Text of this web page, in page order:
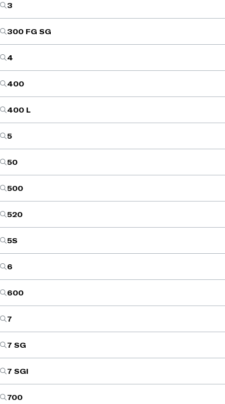
3
300 FG SG
4
400
400 L
5
50
500
520
5S
6
600
7
7 SG
7 SGI
700